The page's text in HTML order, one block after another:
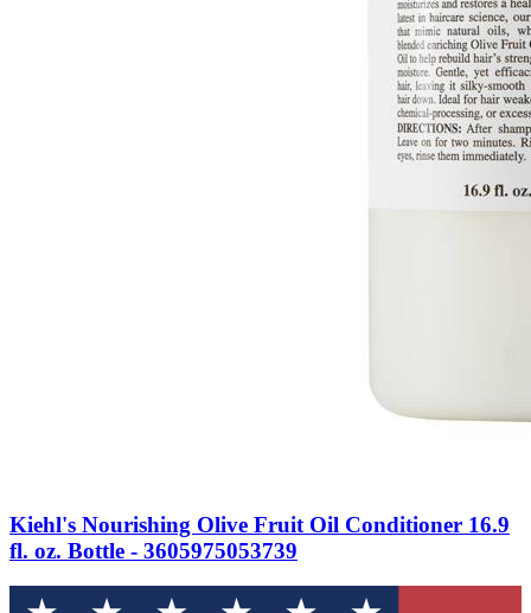
Kiehl's Nourishing Olive Fruit Oil Conditioner 16.9
fl. oz. Bottle - 3605975053739